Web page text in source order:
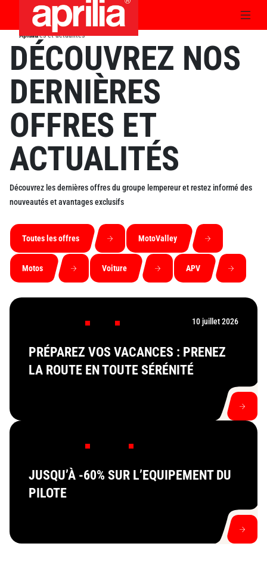
Aprilia
›
Offres et actualités
DÉCOUVREZ NOS
DERNIÈRES
OFFRES ET
ACTUALITÉS
Découvrez les dernières offres du groupe lempereur et restez informé des
nouveautés et avantages exclusifs
Toutes les offres MotoValley
Motos Voiture APV
10 juillet 2026
PRÉPAREZ VOS VACANCES : PRENEZ
LA ROUTE EN TOUTE SÉRÉNITÉ
JUSQU’À -60% SUR L’EQUIPEMENT DU
PILOTE